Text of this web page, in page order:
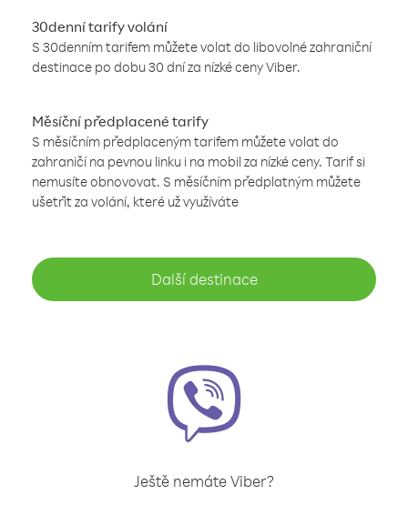
30denní tarify volání
S 30denním tarifem můžete volat do libovolné zahraniční
destinace po dobu 30 dní za nízké ceny Viber.
Měsíční předplacené tarify
S měsíčním předplaceným tarifem můžete volat do
zahraničí na pevnou linku i na mobil za nízké ceny. Tarif si
nemusíte obnovovat. S měsíčním předplatným můžete
ušetřit za volání, které už využíváte
Další destinace
Ještě nemáte Viber?